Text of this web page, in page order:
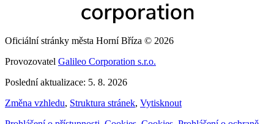
Oficiální stránky města Horní Bříza © 2026
Provozovatel Galileo Corporation s.r.o.
Poslední aktualizace: 5. 8. 2026
Změna vzhledu, Struktura stránek, Vytisknout